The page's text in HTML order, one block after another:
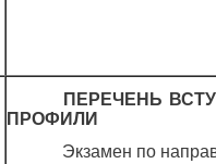
ПЕРЕЧЕНЬ
ПРОФИЛИ
Экзамен по